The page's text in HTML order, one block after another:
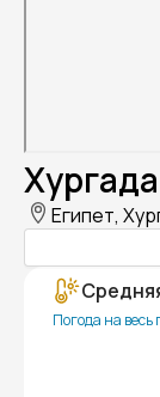
Египет,
Погода на весь